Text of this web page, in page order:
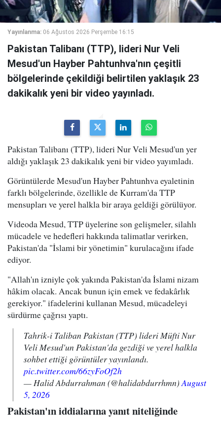
Yayınlanma: 06 Ağustos 2026 Perşembe 16:15
Pakistan Talibanı (TTP), lideri Nur Veli
Mesud'un Hayber Pahtunhva'nın çeşitli
bölgelerinde çekildiği belirtilen yaklaşık 23
dakikalık yeni bir video yayınladı.
Pakistan Talibanı (TTP), lideri Nur Veli Mesud'un yer
aldığı yaklaşık 23 dakikalık yeni bir video yayımladı.
Görüntülerde Mesud'un Hayber Pahtunhva eyaletinin
farklı bölgelerinde, özellikle de Kurram'da TTP
mensupları ve yerel halkla bir araya geldiği görülüyor.
Videoda Mesud, TTP üyelerine son gelişmeler, silahlı
mücadele ve hedefleri hakkında talimatlar verirken,
Pakistan'da "İslami bir yönetimin" kurulacağını ifade
ediyor.
"Allah'ın izniyle çok yakında Pakistan'da İslami nizam
hâkim olacak. Ancak bunun için emek ve fedakârlık
gerekiyor." ifadelerini kullanan Mesud, mücadeleyi
sürdürme çağrısı yaptı.
Tahrik-i Taliban Pakistan (TTP) lideri Müfti Nur
Veli Mesud'un Pakistan'da gezdiği ve yerel halkla
sohbet ettiği görüntüler yayınlandı.
pic.twitter.com/66zyFoOf2h
— Halid Abdurrahman (@halidabdurrhmn)August
5, 2026
Pakistan'ın iddialarına yanıt niteliğinde